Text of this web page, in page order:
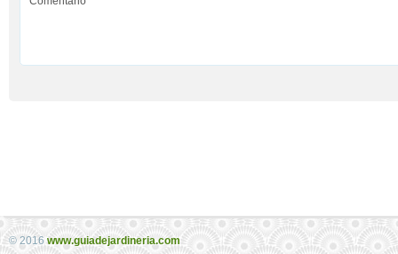
© 2016www.guiadejardineria.com